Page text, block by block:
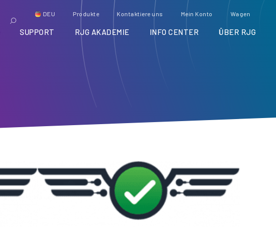
DEU Produkte Kontaktiere uns Mein Konto Wagen
SUPPORT RJG AKADEMIE INFO CENTER ÜBER RJG